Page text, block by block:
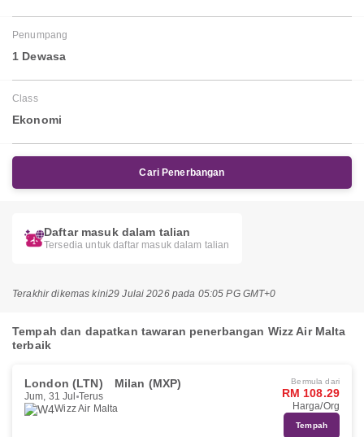
Penumpang
1 Dewasa
Class
Ekonomi
Cari Penerbangan
Daftar masuk dalam talian
Tersedia untuk daftar masuk dalam talian
Terakhir dikemas kini29 Julai 2026 pada 05:05 PG GMT+0
Tempah dan dapatkan tawaran penerbangan Wizz Air Malta
terbaik
London (LTN) Milan (MXP)
Jum, 31 Jul Terus
Wizz Air Malta
Bermula dari
RM 108.29
Harga/Org
Tempah